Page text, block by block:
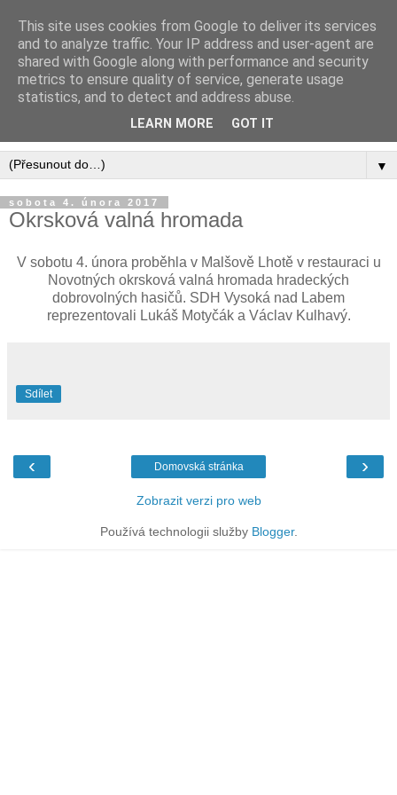
Sbor dobrovolných hasičů
Vysoká nad Labem
... jsme tu, abychom pomáhali ...
▼
sobota 4. února 2017
Okrsková valná hromada
V sobotu 4. února proběhla v Malšově Lhotě v restauraci u
Novotných okrsková valná hromada hradeckých
dobrovolných hasičů. SDH Vysoká nad Labem
reprezentovali Lukáš Motyčák a Václav Kulhavý.
Sdílet
‹ ›
Domovská stránka
Zobrazit verzi pro web
Používá technologii služby Blogger.
This site uses cookies from Google to deliver its services
and to analyze traffic. Your IP address and user-agent are
shared with Google along with performance and security
metrics to ensure quality of service, generate usage
statistics, and to detect and address abuse.
LEARN MORE GOT IT